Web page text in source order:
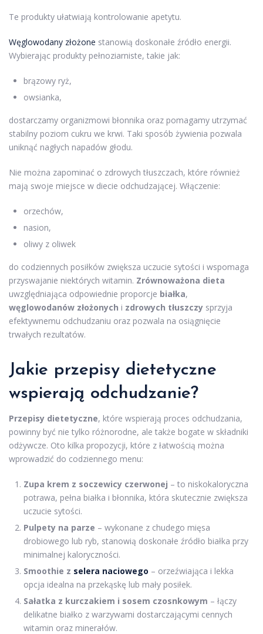
Te produkty ułatwiają kontrolowanie apetytu.
Węglowodany złożone stanowią doskonałe źródło energii.
Wybierając produkty pełnoziarniste, takie jak:
brązowy ryż,
owsianka,
dostarczamy organizmowi błonnika oraz pomagamy utrzymać
stabilny poziom cukru we krwi. Taki sposób żywienia pozwala
uniknąć nagłych napadów głodu.
Nie można zapominać o zdrowych tłuszczach, które również
mają swoje miejsce w diecie odchudzającej. Włączenie:
orzechów,
nasion,
oliwy z oliwek
do codziennych posiłków zwiększa uczucie sytości i wspomaga
przyswajanie niektórych witamin. Zrównoważona dieta
uwzględniająca odpowiednie proporcje białka,
węglowodanów złożonych i zdrowych tłuszczy sprzyja
efektywnemu odchudzaniu oraz pozwala na osiągnięcie
trwałych rezultatów.
Jakie przepisy dietetyczne
wspierają odchudzanie?
Przepisy dietetyczne, które wspierają proces odchudzania,
powinny być nie tylko różnorodne, ale także bogate w składniki
odżywcze. Oto kilka propozycji, które z łatwością można
wprowadzić do codziennego menu:
Zupa krem z soczewicy czerwonej – to niskokaloryczna
potrawa, pełna białka i błonnika, która skutecznie zwiększa
uczucie sytości.
Pulpety na parze – wykonane z chudego mięsa
drobiowego lub ryb, stanowią doskonałe źródło białka przy
minimalnej kaloryczności.
Smoothie z selera naciowego – orzeźwiająca i lekka
opcja idealna na przekąskę lub mały posiłek.
Sałatka z kurczakiem i sosem czosnkowym – łączy
delikatne białko z warzywami dostarczającymi cennych
witamin oraz minerałów.